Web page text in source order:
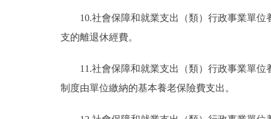
10.社會保障和就業支出（類）行政事業單
支的離退休經費。
11.社會保障和就業支出（類）行政事業單
制度由單位繳納的基本養老保險費支出。